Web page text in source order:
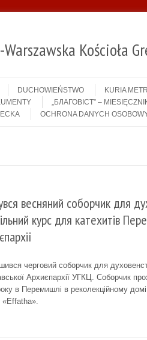
Kościoła
DUCHOWIEŃSTWO KURIA
„БЛАГОВІСТ” –
OCHRONA DANYCH
весняний соборчик для
курс для катехитів
черговий соборчик для
Архиєпархії УГКЦ. Соборчик
в Перемишлі в реколекційному